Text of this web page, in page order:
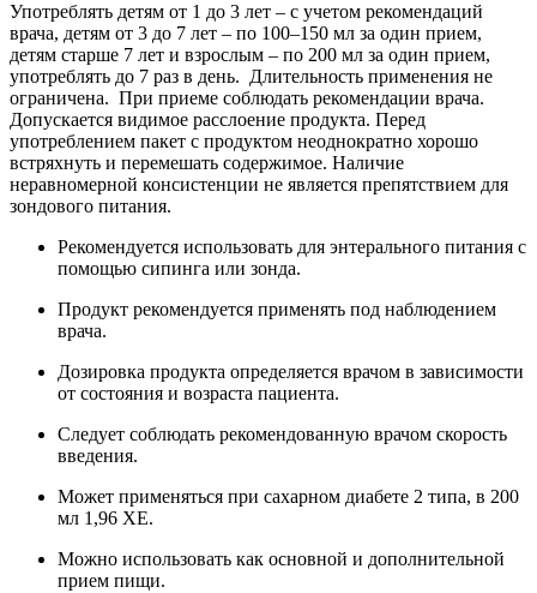
Употреблять детям от 1 до 3 лет – с учетом рекомендаций
врача, детям от 3 до 7 лет – по 100–150 мл за один прием,
детям старше 7 лет и взрослым – по 200 мл за один прием,
употреблять до 7 раз в день. Длительность применения не
ограничена. При приеме соблюдать рекомендации врача.
Допускается видимое расслоение продукта. Перед
употреблением пакет с продуктом неоднократно хорошо
встряхнуть и перемешать содержимое. Наличие
неравномерной консистенции не является препятствием для
зондового питания.
Рекомендуется использовать для энтерального питания с
помощью сипинга или зонда.
Продукт рекомендуется применять под наблюдением
врача.
Дозировка продукта определяется врачом в зависимости
от состояния и возраста пациента.
Следует соблюдать рекомендованную врачом скорость
введения.
Может применяться при сахарном диабете 2 типа, в 200
мл 1,96 ХЕ.
Можно использовать как основной и дополнительной
прием пищи.